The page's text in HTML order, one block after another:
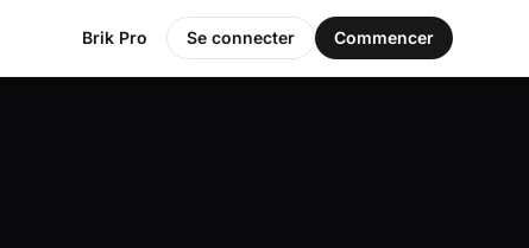
Brik Pro Se connecter Commencer